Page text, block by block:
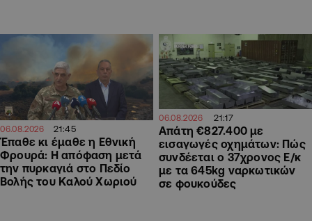
06.08.2026 21:45
Έπαθε κι έμαθε η Εθνική
Φρουρά: Η απόφαση μετά
την πυρκαγιά στο Πεδίο
Βολής του Καλού Χωριού
06.08.2026 21:17
Απάτη €827.400 με
εισαγωγές οχημάτων: Πώς
συνδέεται ο 37χρονος Ε/κ
με τα 645kg ναρκωτικών
σε φουκούδες